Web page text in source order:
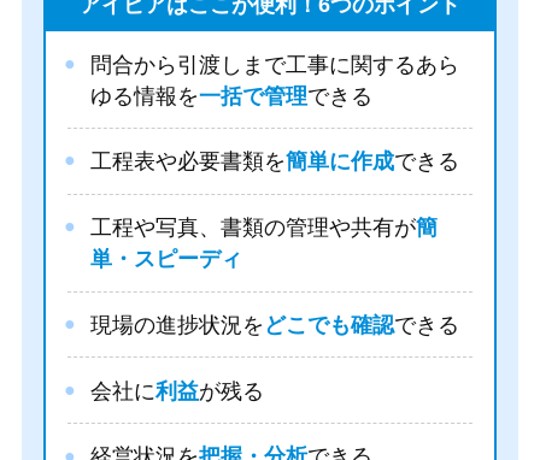
アイピアはここが便利！6つのポイント
問合から引渡しまで工事に関するあら
ゆる情報を一括で管理できる
工程表や必要書類を簡単に作成できる
工程や写真、書類の管理や共有が簡
単・スピーディ
現場の進捗状況を どこでも確認できる
会社に利益が残る